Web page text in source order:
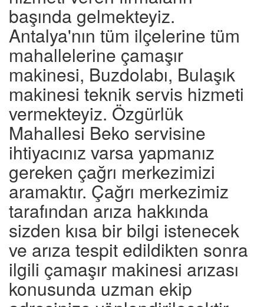
başında gelmekteyiz.
Antalya'nın tüm ilçelerine tüm
mahallelerine çamaşır
makinesi, Buzdolabı, Bulaşık
makinesi teknik servis hizmeti
vermekteyiz. Özgürlük
Mahallesi Beko servisine
ihtiyacınız varsa yapmanız
gereken çağrı merkezimizi
aramaktır. Çağrı merkezimiz
tarafından arıza hakkında
sizden kısa bir bilgi istenecek
ve arıza tespit edildikten sonra
ilgili çamaşır makinesi arızası
konusunda uzman ekip